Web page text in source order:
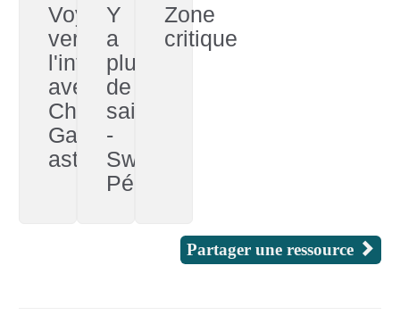
Voyager
vers
l'infini
avec
Christophe
Galfard,
astrophysicien
Y
a
plus
de
saison
-
Swann
Périssé
Zone
critique
Partager une ressource